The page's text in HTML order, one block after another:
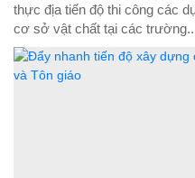
thực địa tiến độ thi công các
cơ sở vật chất tại các